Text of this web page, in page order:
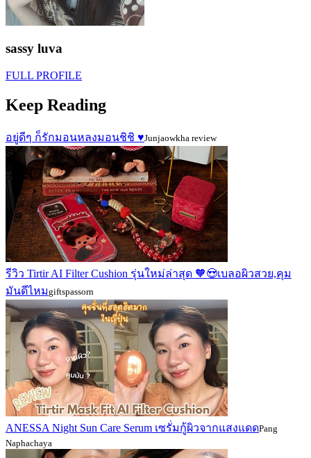
sassy luva
FULL PROFILE
Keep Reading
อยู่ดีๆ ก็รักมอนหลงมอนชิชิ ♥️Junjaowkha review
รีวิว Tirtir AI Filter Cushion รุ่นใหม่ล่าสุด 🧡😍เบลอผิวสวย,คุม
มันดีไหมgiftspassorn
ANESSA Night Sun Care Serum เซรั่มกู้ผิวจากแสงแดดPang
Naphachaya